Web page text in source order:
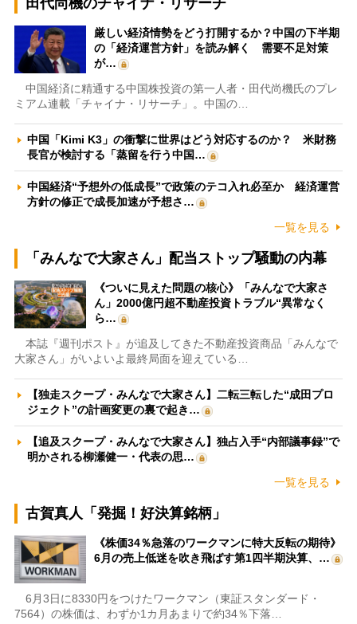
田代尚機のチャイナ・リサーチ
厳しい経済情勢をどう打開するか？中国の下半期
の「経済運営方針」を読み解く 需要不足対策
が…
中国経済に精通する中国株投資の第一人者・田代尚機氏のプレ
ミアム連載「チャイナ・リサーチ」。中国の…
中国「Kimi K3」の衝撃に世界はどう対応するのか？ 米財務
長官が検討する「蒸留を行う中国…
中国経済“予想外の低成長”で政策のテコ入れ必至か 経済運営
方針の修正で成長加速が予想さ…
一覧を見る
「みんなで大家さん」配当ストップ騒動の内幕
《ついに見えた問題の核心》「みんなで大家さ
ん」2000億円超不動産投資トラブル“異常なく
ら…
本誌『週刊ポスト』が追及してきた不動産投資商品「みんなで
大家さん」がいよいよ最終局面を迎えている…
【独走スクープ・みんなで大家さん】二転三転した“成田プロ
ジェクト”の計画変更の裏で起き…
【追及スクープ・みんなで大家さん】独占入手“内部議事録”で
明かされる柳瀬健一・代表の思…
一覧を見る
古賀真人「発掘！好決算銘柄」
《株価34％急落のワークマンに特大反転の期待》
6月の売上低迷を吹き飛ばす第1四半期決算、…
6月3日に8330円をつけたワークマン（東証スタンダード・
7564）の株価は、わずか1カ月あまりで約34％下落…